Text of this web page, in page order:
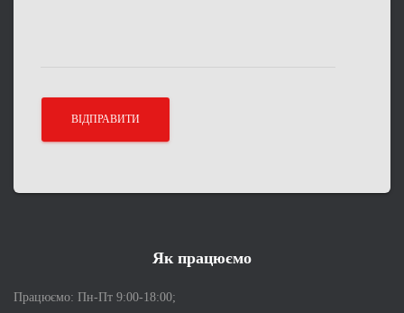
Як працюємо
Працюємо: Пн-Пт 9:00-18:00;